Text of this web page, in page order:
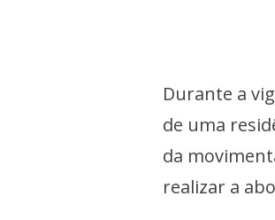
Durante a
de uma
da
realizar a